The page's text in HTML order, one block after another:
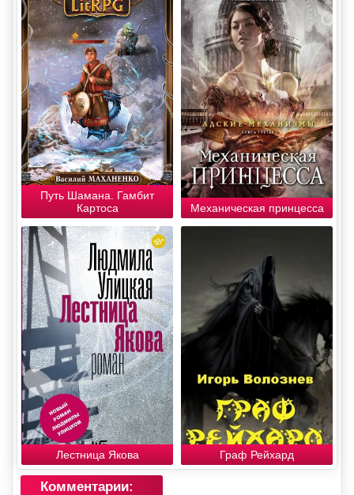
Путь Шамана. Гамбит
Картоса
Механическая принцесса
Лестница Якова Граф Рейхард
Комментарии: